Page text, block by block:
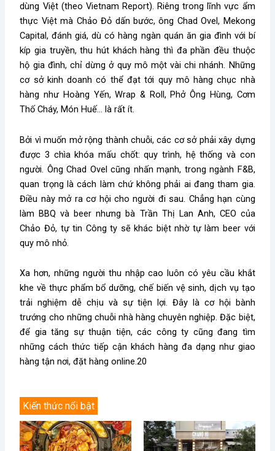
dùng Việt (theo Vietnam Report). Riêng trong lĩnh vực ẩm
thực Việt mà Chảo Đỏ dấn bước, ông Chad Ovel, Mekong
Capital, đánh giá, dù có hàng ngàn quán ăn gia đình với bí
kíp gia truyền, thu hút khách hàng thì đa phần đều thuộc
hộ gia đình, chỉ dừng ở quy mô một vài chi nhánh. Những
cơ sở kinh doanh có thể đạt tới quy mô hàng chục nhà
hàng như Hoàng Yến, Wrap & Roll, Phở Ông Hùng, Cơm
Thố Cháy, Món Huế… là rất ít.
Bởi vì muốn mở rộng thành chuỗi, các cơ sở phải xây dựng
được 3 chìa khóa mấu chốt: quy trình, hệ thống và con
người. Ông Chad Ovel cũng nhấn mạnh, trong ngành F&B,
quan trọng là cách làm chứ không phải ai đang tham gia.
Điều này mở ra cơ hội cho người đi sau. Chẳng hạn cùng
làm BBQ và beer nhưng bà Trần Thị Lan Anh, CEO của
Chảo Đỏ, tự tin Công ty sẽ khác biệt nhờ tự làm beer với
quy mô nhỏ.
Xa hơn, những người thu nhập cao luôn có yêu cầu khắt
khe về thực phẩm bổ dưỡng, chế biến vệ sinh, dịch vụ tạo
trải nghiệm dễ chịu và sự tiện lợi. Đây là cơ hội bành
trướng cho những chuỗi nhà hàng chuyên nghiệp. Đặc biệt,
để gia tăng sự thuận tiện, các công ty cũng đang tìm
những cách thức tiếp cận khách hàng đa dạng như giao
hàng tận nơi, đặt hàng online.20
Kiến thức nổi bật